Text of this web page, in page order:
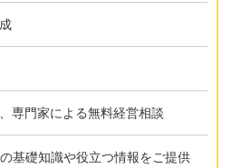
専門家による無料経営相談
基礎知識や役立つ情報をご提供